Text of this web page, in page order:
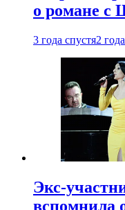
о романе с
3 года спустя2
Экс-
вспомнила